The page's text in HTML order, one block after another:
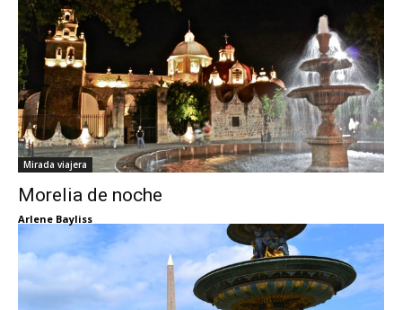
Mirada viajera
Morelia de noche
Arlene Bayliss